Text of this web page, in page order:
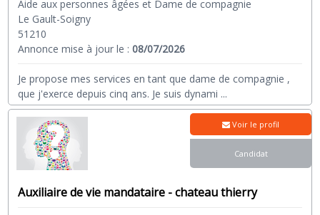
Aide aux personnes âgées et Dame de compagnie
Le Gault-Soigny
51210
Annonce mise à jour le :08/07/2026
Je propose mes services en tant que dame de compagnie ,
que j'exerce depuis cinq ans. Je suis dynami ...
Auxiliaire de vie mandataire - chateau thierry
Voir le profil
Candidat